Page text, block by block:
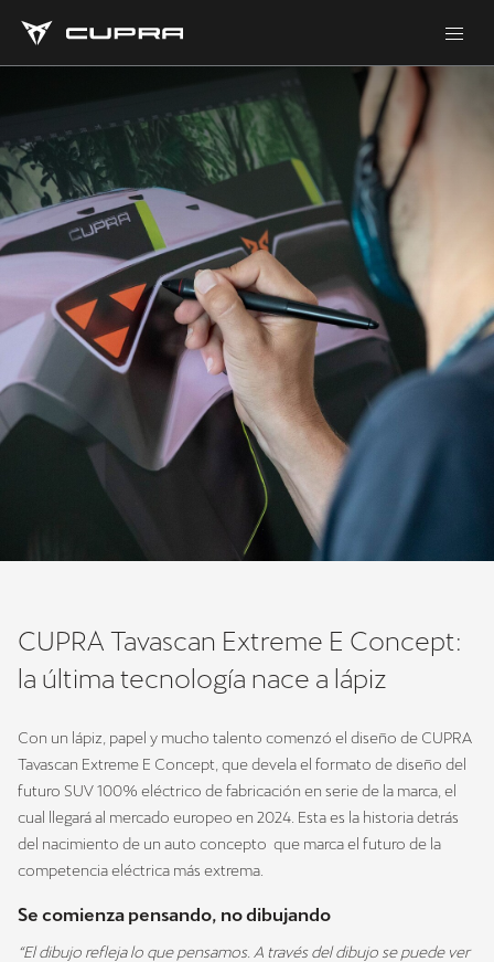
CUPRA Tavascan Extreme E Concept:
la última tecnología nace a lápiz
Con un lápiz, papel y mucho talento comenzó el diseño de CUPRA
Tavascan Extreme E Concept, que devela el formato de diseño del
futuro SUV 100% eléctrico de fabricación en serie de la marca, el
cual llegará al mercado europeo en 2024. Esta es la historia detrás
del nacimiento de un auto concepto que marca el futuro de la
competencia eléctrica más extrema.
Se comienza pensando, no dibujando
“El dibujo refleja lo que pensamos. A través del dibujo se puede ver